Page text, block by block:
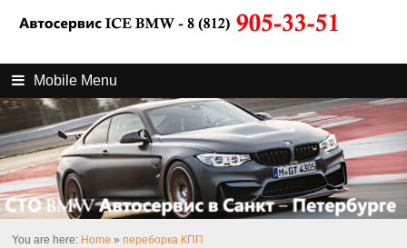
Mobile Menu
You are here: Home »переборка КПП